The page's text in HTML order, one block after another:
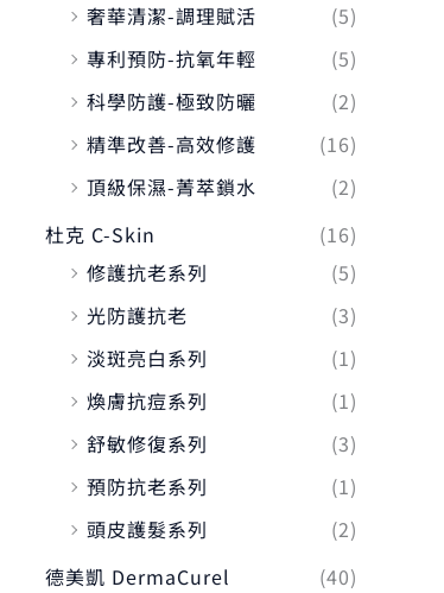
奢華清潔-調理賦活
(5)
專利預防-抗氧年輕
(5)
科學防護-極致防曬
(2)
精準改善-高效修護
(16)
頂級保濕-菁萃鎖水
(2)
杜克 C-Skin
(16)
修護抗老系列
(5)
光防護抗老
(3)
淡斑亮白系列
(1)
煥膚抗痘系列
(1)
舒敏修復系列
(3)
預防抗老系列
(1)
頭皮護髮系列
(2)
德美凱 DermaCurel
(40)